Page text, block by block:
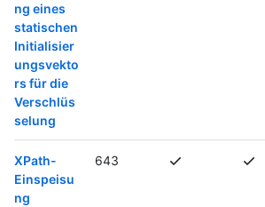
ng eines
statischen
Initialisier
ungsvekto
rs für die
Verschlüs
selung
XPath-
Einspeisu
ng
643